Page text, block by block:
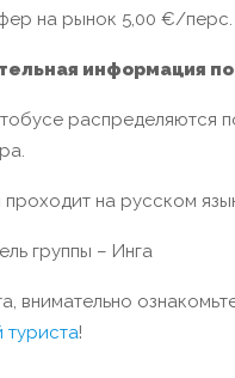
на рынок 5,00 €/перс.
информация по
распределяются
на русском
группы – Инга
внимательно
туриста!